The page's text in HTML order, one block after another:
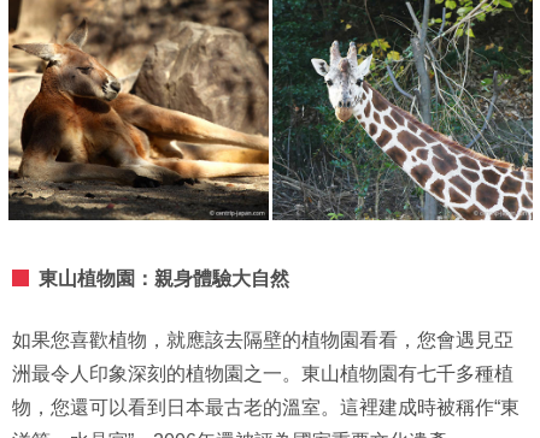
東山植物園：親身體驗大自然
如果您喜歡植物，就應該去隔壁的植物園看看，您會遇見亞
洲最令人印象深刻的植物園之一。東山植物園有七千多種植
物，您還可以看到日本最古老的溫室。這裡建成時被稱作“東